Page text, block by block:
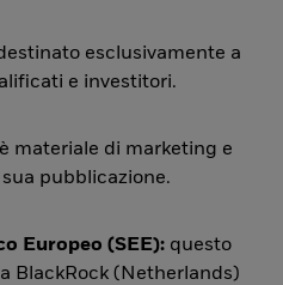
esclusivamente a
e investitori.
materiale di marketing e
pubblicazione.
Europeo (SEE): questo
BlackRock (Netherlands)